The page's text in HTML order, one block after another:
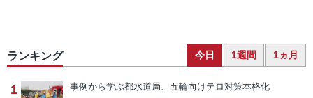
ランキング 今日 1週間 1ヵ月
1 事例から学ぶ都水道局、五輪向けテロ対策本格化